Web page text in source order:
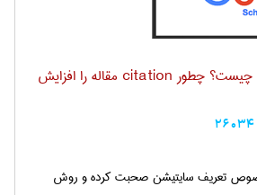
سایتیشن (استناددهی) چیست؟ چطور citation مقاله را افزایش
26034
تعریف سایتیشن صحبت کرده و روش